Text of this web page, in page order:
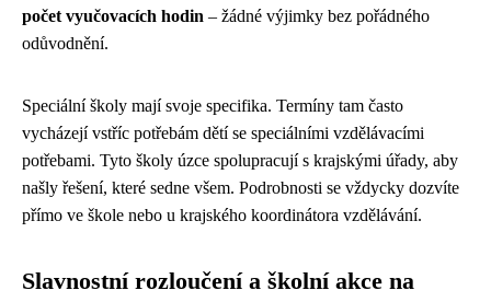
počet vyučovacích hodin – žádné výjimky bez pořádného
odůvodnění.
Speciální školy mají svoje specifika. Termíny tam často
vycházejí vstříc potřebám dětí se speciálními vzdělávacími
potřebami. Tyto školy úzce spolupracují s krajskými úřady, aby
našly řešení, které sedne všem. Podrobnosti se vždycky dozvíte
přímo ve škole nebo u krajského koordinátora vzdělávání.
Slavnostní rozloučení a školní akce na